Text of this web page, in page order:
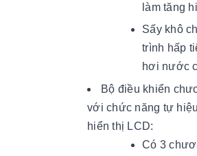
làm tăng
Sấy khô
trình hấp
hơi nước
Bộ điều khiển
với chức năng tự
hiển thị LCD:
Có 3